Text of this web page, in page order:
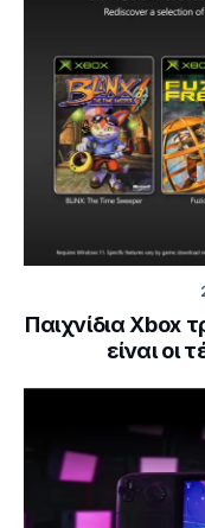
Παιχνίδια Xbox
είναι οι